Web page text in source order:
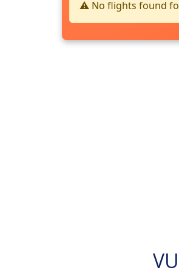
⚠️ No flights found